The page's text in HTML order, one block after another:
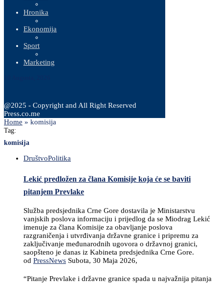
Hronika
Ekonomija
Sport
Marketing
@2025 - Copyright and All Right Reserved
Press.co.me
Home » komisija
Tag:
komisija
DruštvoPolitika
Lekić predložen za člana Komisije koja će se baviti
pitanjem Prevlake
Služba predsjednika Crne Gore dostavila je Ministarstvu
vanjskih poslova informaciju i prijedlog da se Miodrag Lekić
imenuje za člana Komisije za obavljanje poslova
razgraničenja i utvrđivanja državne granice i pripremu za
zaključivanje međunarodnih ugovora o državnoj granici,
saopšteno je danas iz Kabineta predsjednika Crne Gore.
od PressNews Subota, 30 Maja 2026,
“Pitanje Prevlake i državne granice spada u najvažnija pitanja